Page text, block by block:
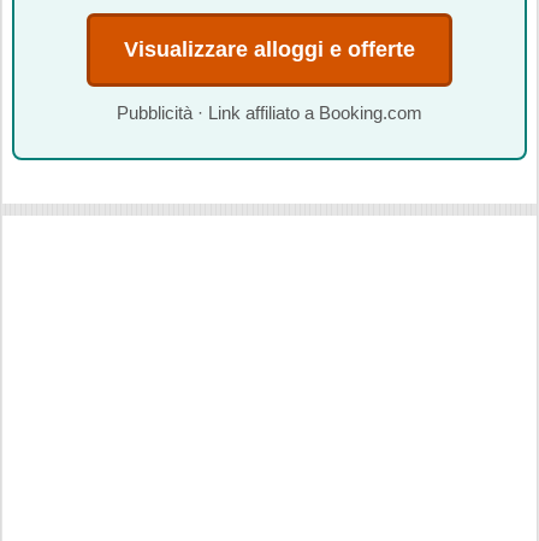
Visualizzare alloggi e offerte
Pubblicità · Link affiliato a Booking.com